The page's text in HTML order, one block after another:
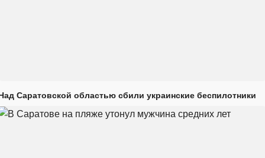
Саратовской областью сбили украинские беспилотники